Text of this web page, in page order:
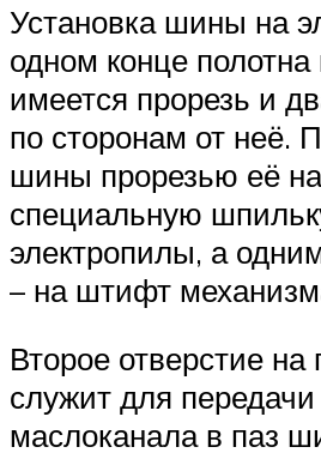
Установка шины на
одном конце
имеется прорезь и
по сторонам от неё.
шины прорезью её
специальную
электропилы, а
– на штифт
Второе отверстие на
служит для
маслоканала в паз